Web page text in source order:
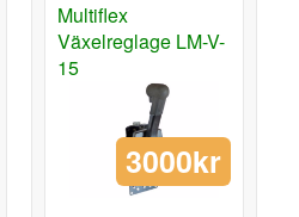
Multiflex
Växelreglage LM-V-
15
3000kr